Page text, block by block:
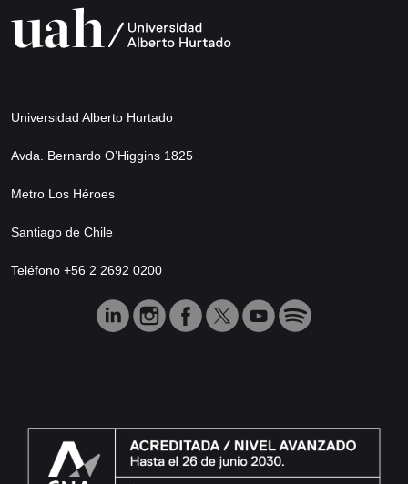
Universidad Alberto Hurtado
Avda. Bernardo O’Higgins 1825
Metro Los Héroes
Santiago de Chile
Teléfono +56 2 2692 0200